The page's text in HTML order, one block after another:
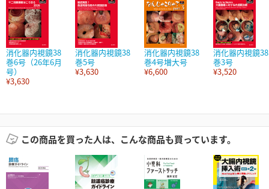
消化器内視鏡38
巻6号（26年6月
号）
¥3,630
消化器内視鏡38
巻5号
¥3,630
消化器内視鏡38
巻4号増大号
¥6,600
消化器内視鏡38
巻3号
¥3,520
この商品を買った人は、こんな商品も買っています。